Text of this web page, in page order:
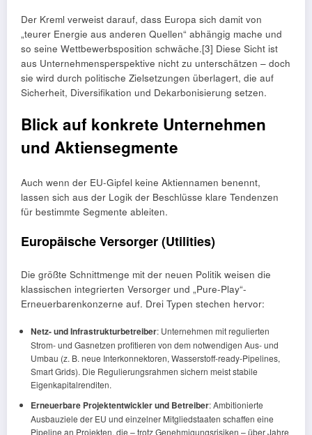
Der Kreml verweist darauf, dass Europa sich damit von
„teurer Energie aus anderen Quellen“ abhängig mache und
so seine Wettbewerbsposition schwäche.[3] Diese Sicht ist
aus Unternehmensperspektive nicht zu unterschätzen – doch
sie wird durch politische Zielsetzungen überlagert, die auf
Sicherheit, Diversifikation und Dekarbonisierung setzen.
Blick auf konkrete Unternehmen
und Aktiensegmente
Auch wenn der EU-Gipfel keine Aktiennamen benennt,
lassen sich aus der Logik der Beschlüsse klare Tendenzen
für bestimmte Segmente ableiten.
Europäische Versorger (Utilities)
Die größte Schnittmenge mit der neuen Politik weisen die
klassischen integrierten Versorger und „Pure-Play“-
Erneuerbarenkonzerne auf. Drei Typen stechen hervor:
Netz- und Infrastrukturbetreiber: Unternehmen mit regulierten
Strom- und Gasnetzen profitieren von dem notwendigen Aus- und
Umbau (z. B. neue Interkonnektoren, Wasserstoff-ready-Pipelines,
Smart Grids). Die Regulierungsrahmen sichern meist stabile
Eigenkapitalrenditen.
Erneuerbare Projektentwickler und Betreiber: Ambitionierte
Ausbauziele der EU und einzelner Mitgliedstaaten schaffen eine
Pipeline an Projekten, die – trotz Genehmigungsrisiken – über Jahre